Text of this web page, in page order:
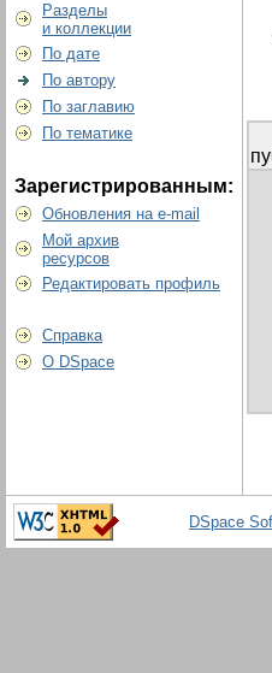
Разделы
и коллекции
По дате
По автору
По заглавию
По тематике
Зарегистрированным:
Обновления на e-mail
Мой архив
ресурсов
Редактировать профиль
Справка
О DSpace
DSpace